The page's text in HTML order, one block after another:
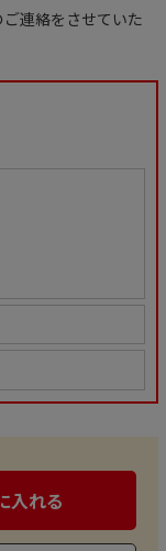
連絡をさせていた
入れる